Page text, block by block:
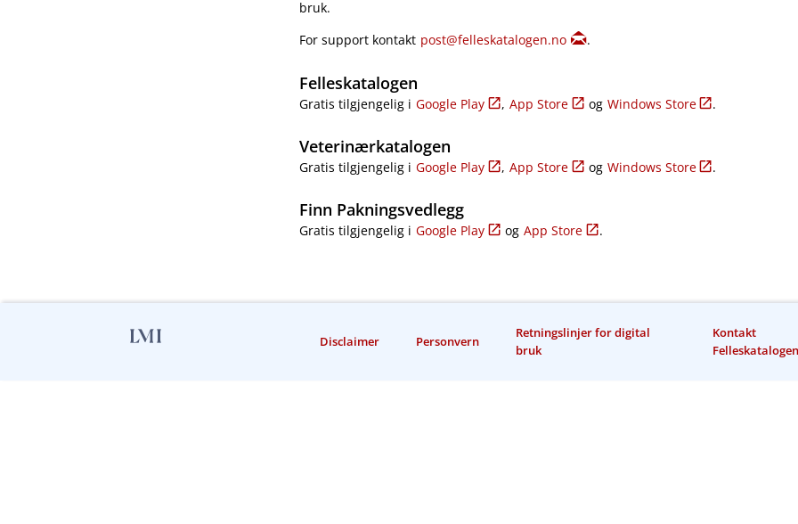
bruk.
For support kontakt post@felleskatalogen.no .
Felleskatalogen
Gratis tilgjengelig i Google Play , App Store og Windows Store .
Veterinærkatalogen
Gratis tilgjengelig i Google Play , App Store og Windows Store .
Finn Pakningsvedlegg
Gratis tilgjengelig i Google Play og App Store .
Disclaimer Personvern
Retningslinjer for digital
bruk
Kontakt
Felleskatalogen